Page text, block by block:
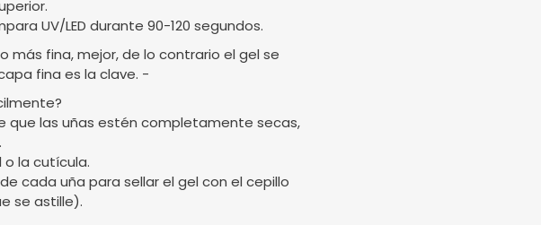
UV/LED durante 90-120 segundos.
más fina, mejor, de lo contrario el gel se
fina es la clave. -
que las uñas estén completamente secas,
o la cutícula.
cada uña para sellar el gel con el cepillo
se astille).